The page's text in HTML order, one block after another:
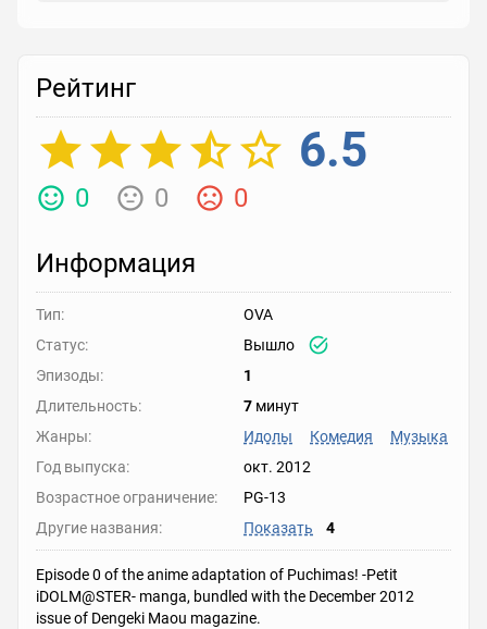
Рейтинг
6.5
0 0 0
Информация
Тип:
OVA
Статус:
Вышло
Эпизоды:
1
Длительность:
7 минут
Жанры:
Идолы Комедия
Музыка
Год выпуска:
окт. 2012
Возрастное ограничение:
PG-13
Другие названия:
Показать 4
Episode 0 of the anime adaptation of Puchimas! -Petit
iDOLM@STER- manga, bundled with the December 2012
issue of Dengeki Maou magazine.